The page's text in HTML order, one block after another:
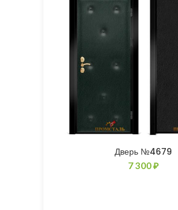
Дверь №4679
7 300₽